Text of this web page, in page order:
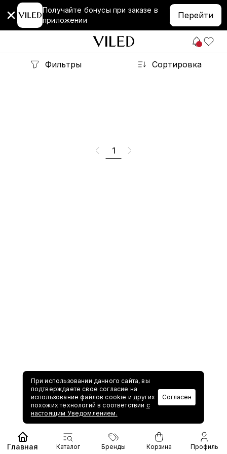
Получайте бонусы при заказе в
приложении
Перейти
Фильтры Сортировка
1
При использовании данного сайта, вы
подтверждаете свое согласие на
использование файлов cookie и других
похожих технологий в соответствии с
настоящим Уведомлением.
Согласен
Главная Каталог Бренды Корзина Профиль